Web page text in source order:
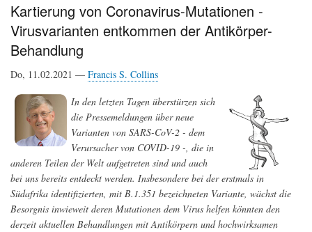
Kartierung von Coronavirus-Mutationen -
Virusvarianten entkommen der Antikörper-
Behandlung
Do, 11.02.2021 — Francis S. Collins
In den letzten Tagen überstürzen sich
die Pressemeldungen über neue
Varianten von SARS-CoV-2 - dem
Verursacher von COVID-19 -, die in
anderen Teilen der Welt aufgetreten sind und auch
bei uns bereits entdeckt werden. Insbesondere bei der erstmals in
Südafrika identifizierten, mit B.1.351 bezeichneten Variante, wächst die
Besorgnis inwieweit deren Mutationen dem Virus helfen könnten den
derzeit aktuellen Behandlungen mit Antikörpern und hochwirksamen